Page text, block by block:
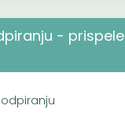
- prispele
odpiranju